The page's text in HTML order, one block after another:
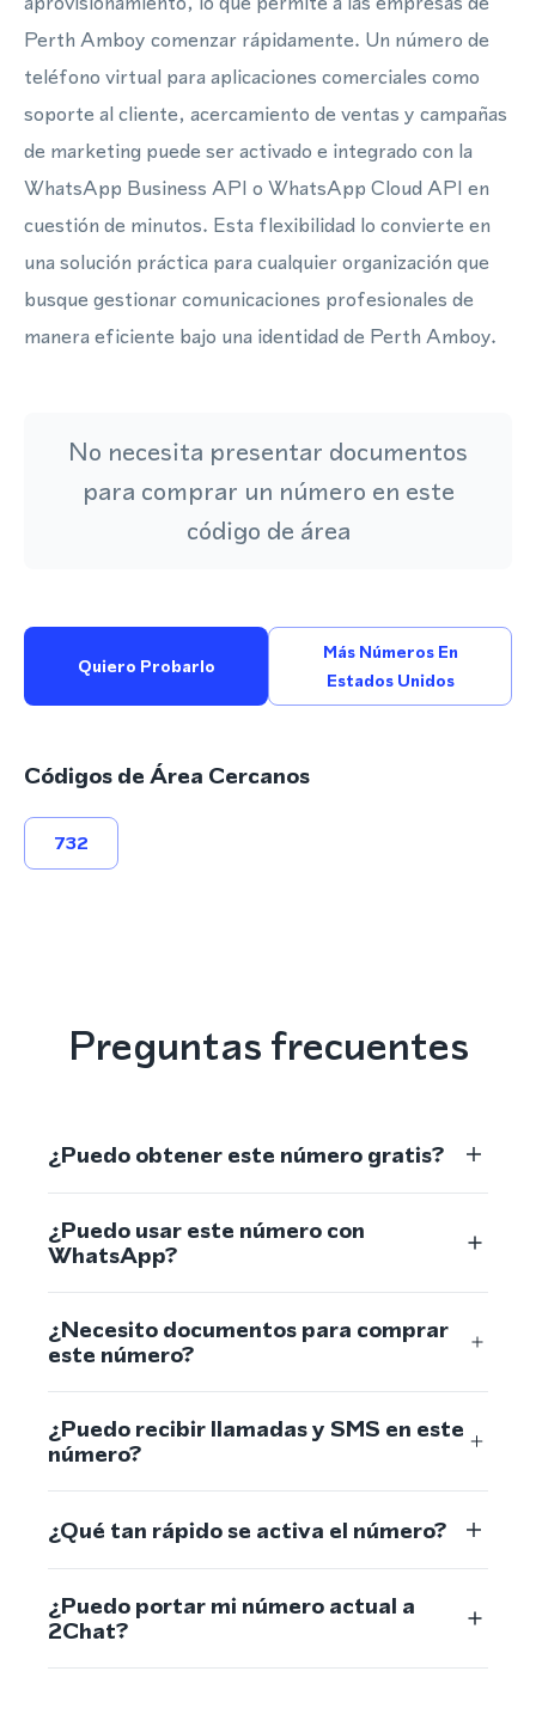
Perth Amboy comenzar rápidamente. Un número de
teléfono virtual para aplicaciones comerciales como
soporte al cliente, acercamiento de ventas y campañas
de marketing puede ser activado e integrado con la
WhatsApp Business API o WhatsApp Cloud API en
cuestión de minutos. Esta flexibilidad lo convierte en
una solución práctica para cualquier organización que
busque gestionar comunicaciones profesionales de
manera eficiente bajo una identidad de Perth Amboy.
No necesita presentar documentos
para comprar un número en este
código de área
Quiero Probarlo
Más Números En
Estados Unidos
Códigos de Área Cercanos
732
Preguntas frecuentes
¿Puedo obtener este número gratis?
¿Puedo usar este número con
WhatsApp?
¿Necesito documentos para comprar
este número?
¿Puedo recibir llamadas y SMS en este
número?
¿Qué tan rápido se activa el número?
¿Puedo portar mi número actual a
2Chat?